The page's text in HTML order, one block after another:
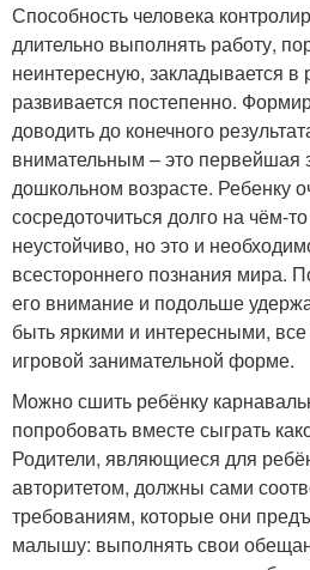
Способность человека
длительно выполнять работу,
неинтересную, закладывается в
развивается постепенно.
доводить до конечного
внимательным – это первейшая
дошкольном возрасте. Ребенку
сосредоточиться долго на чём-
неустойчиво, но это и
всестороннего познания мира.
его внимание и подольше
быть яркими и интересными,
игровой занимательной форме.
Можно сшить ребёнку
попробовать вместе сыграть
Родители, являющиеся для
авторитетом, должны сами
требованиям, которые они
малышу: выполнять свои